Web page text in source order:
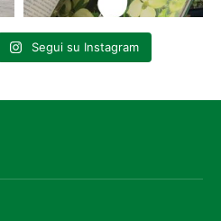
Segui su Instagram